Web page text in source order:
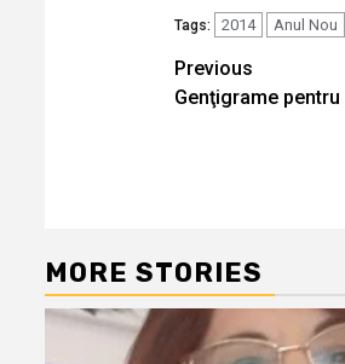
Tags: 2014 Anul Nou
Continue
Reading
Previous
Genţigrame
MORE STORIES